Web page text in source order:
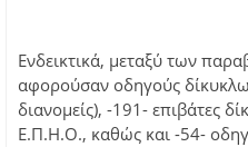
Ενδεικτικά, μεταξύ των
αφορούσαν οδηγούς
διανομείς), -191- επιβάτες
Ε.Π.Η.Ο., καθώς και -54-